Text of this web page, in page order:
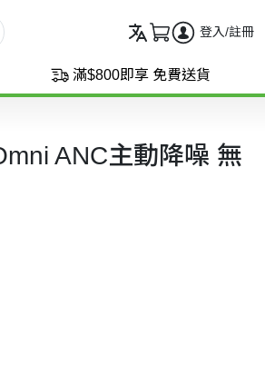
登入/註冊
滿$800即享 免費送貨
ANC主動降噪 無